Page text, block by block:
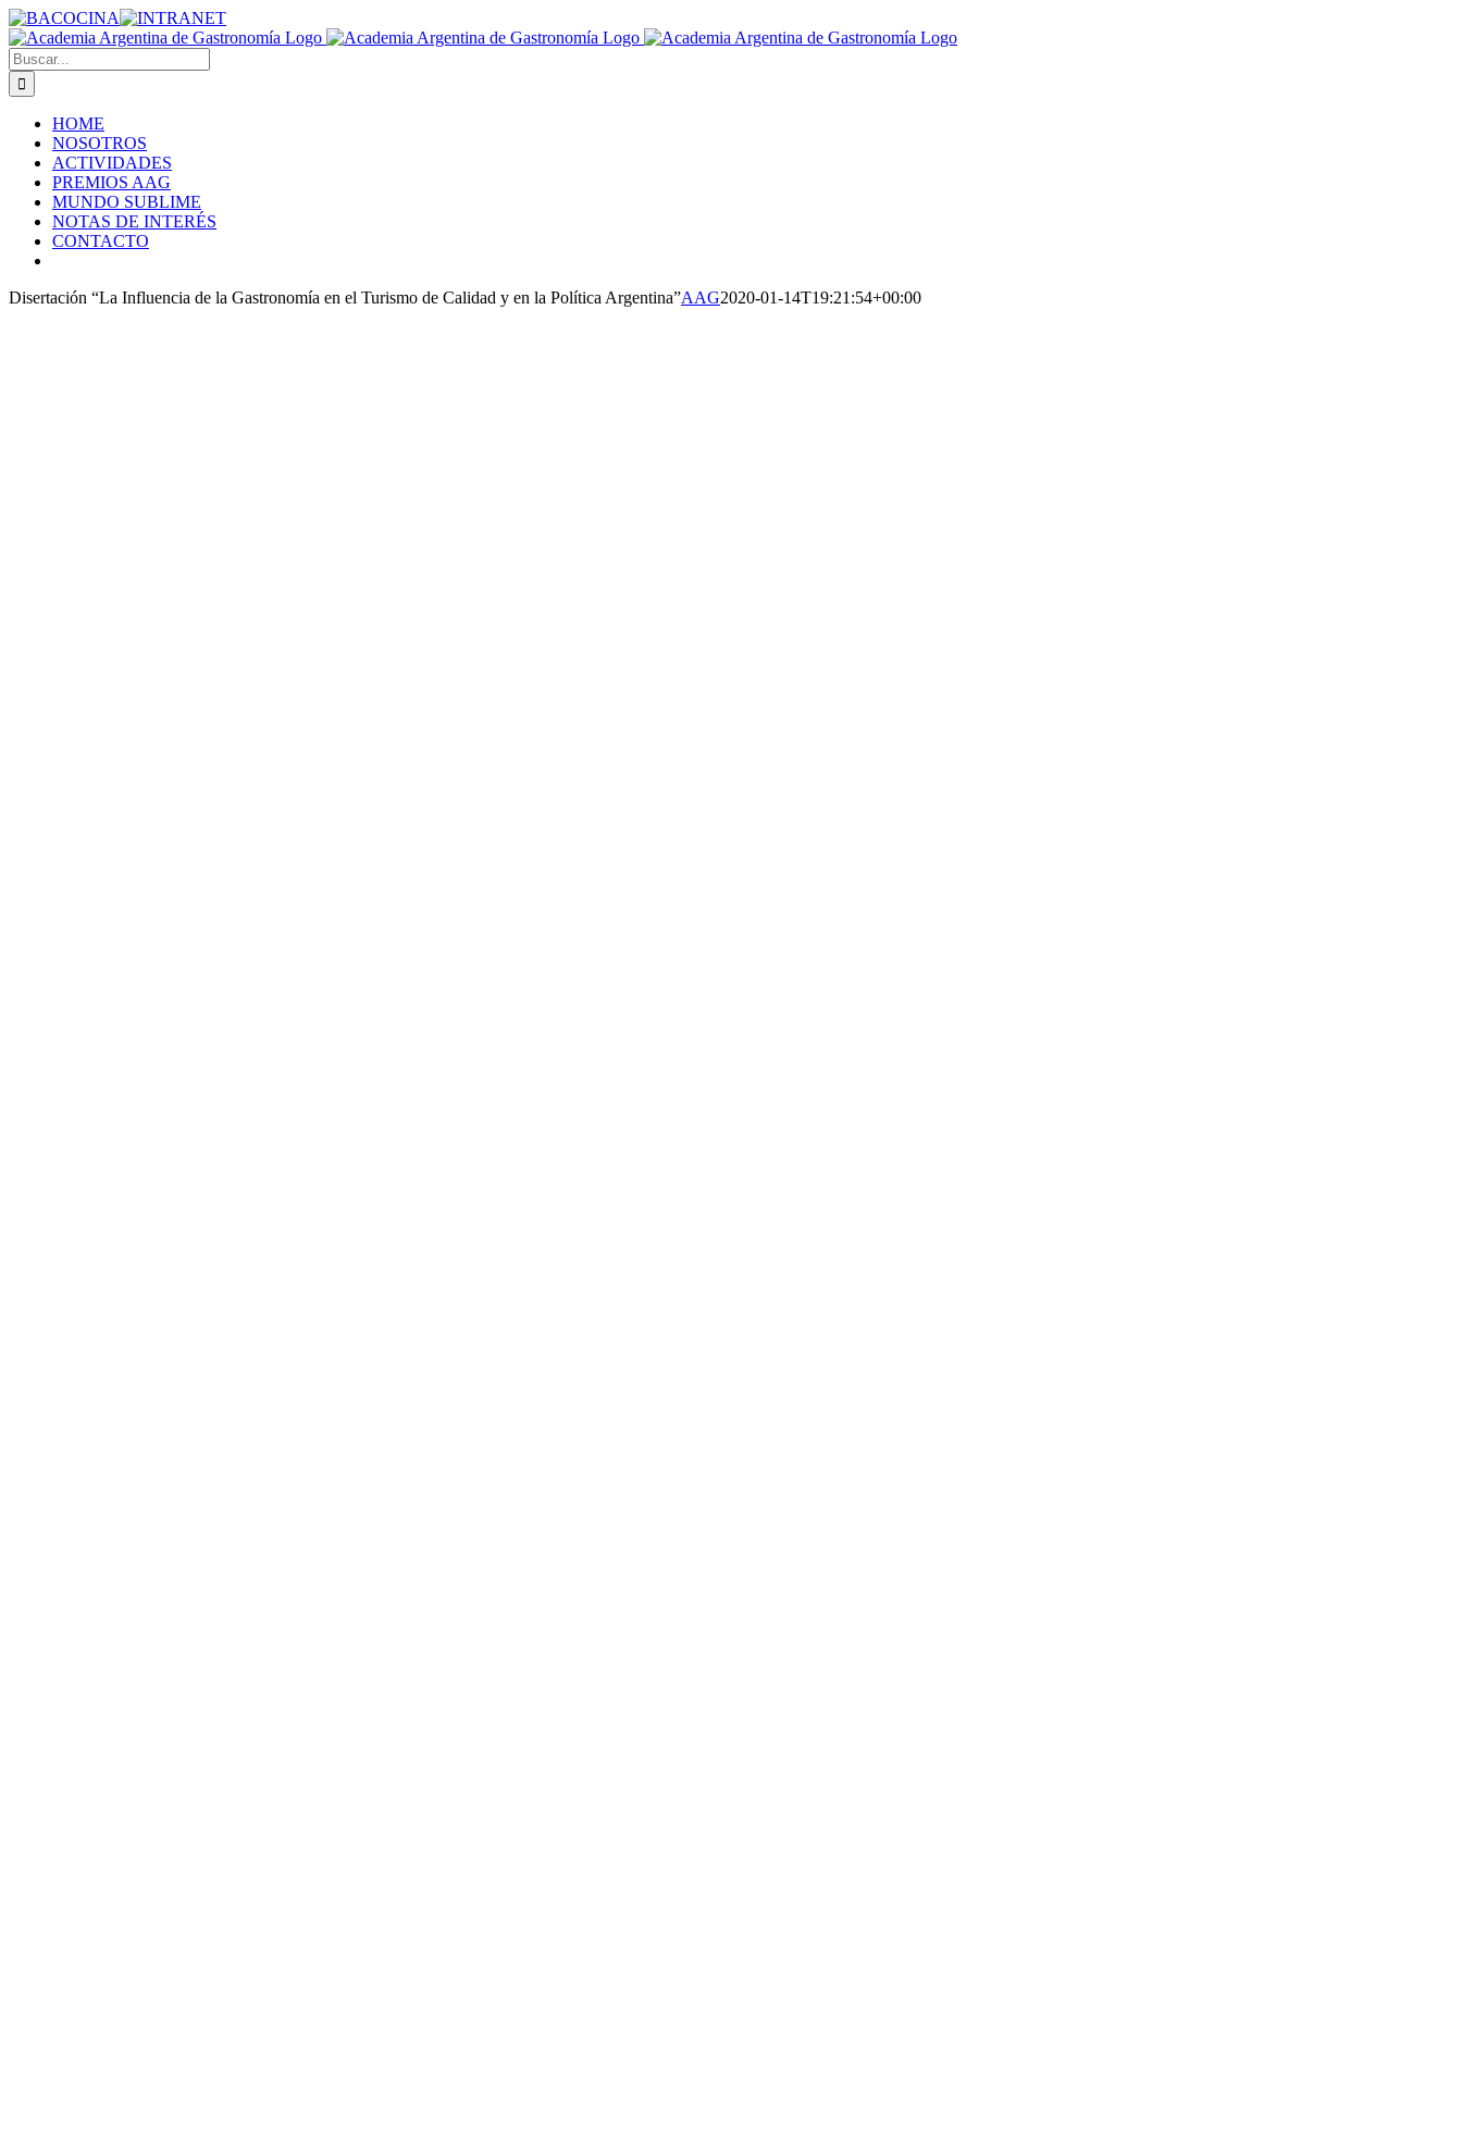
Saltar
al
contenido
BACOCINA Facebook
INTRANET
Buscar:
HOME
NOSOTROS
ACTIVIDADES
PREMIOS AAG
MUNDO SUBLIME
NOTAS DE INTERÉS
CONTACTO
Disertación “La Influencia de la Gastronomía en el Turismo de Calidad y en la Política Argentina”AAG2020-01-14T19:21:54+00:00